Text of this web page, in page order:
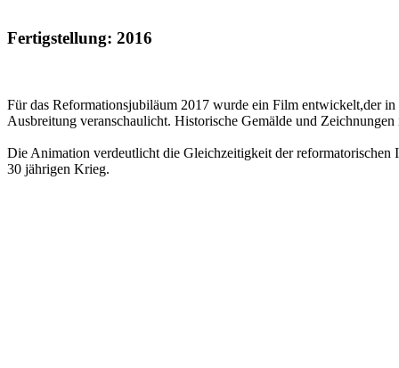
Fertigstellung: 2016
Für das Reformationsjubiläum 2017 wurde ein Film entwickelt,der
Ausbreitung veranschaulicht. Historische Gemälde und
Die Animation verdeutlicht die Gleichzeitigkeit der
30 jährigen Krieg.